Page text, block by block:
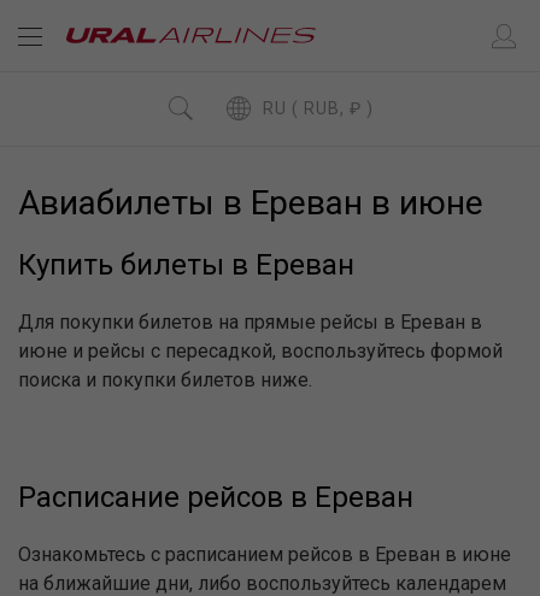
RU ( RUB, ₽ )
Авиабилеты в Ереван в июне
Купить билеты в Ереван
Для покупки билетов на прямые рейсы в Ереван в
июне и рейсы с пересадкой, воспользуйтесь формой
поиска и покупки билетов ниже.
Расписание рейсов в Ереван
Ознакомьтесь с расписанием рейсов в Ереван в июне
на ближайшие дни, либо воспользуйтесь календарем